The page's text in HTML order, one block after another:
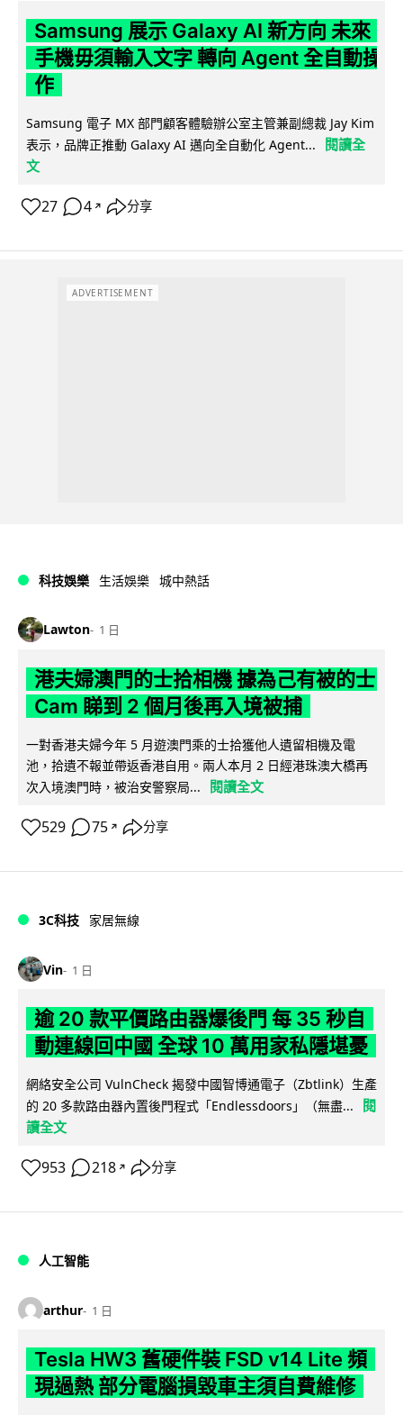
Samsung 展示 Galaxy AI 新方向 未來
手機毋須輸入文字 轉向 Agent 全自動操
作
Samsung 電子 MX 部門顧客體驗辦公室主管兼副總裁 Jay Kim
表示，品牌正推動 Galaxy AI 邁向全自動化 Agent...
閱讀全
文
27 4 ↗ 分享
ADVERTISEMENT
科技娛樂 生活娛樂 城中熱話
Lawton 1 日
港夫婦澳門的士拾相機 據為己有被的士
Cam 睇到 2 個月後再入境被捕
一對香港夫婦今年 5 月遊澳門乘的士拾獲他人遺留相機及電
池，拾遺不報並帶返香港自用。兩人本月 2 日經港珠澳大橋再
次入境澳門時，被治安警察局...
閱讀全文
529 75 ↗ 分享
3C科技 家居無線
Vin 1 日
逾 20 款平價路由器爆後門 每 35 秒自
動連線回中國 全球 10 萬用家私隱堪憂
網絡安全公司 VulnCheck 揭發中國智博通電子（Zbtlink）生產
的 20 多款路由器內置後門程式「Endlessdoors」（無盡...
閱
讀全文
953 218 ↗ 分享
人工智能
arthur 1 日
Tesla HW3 舊硬件裝 FSD v14 Lite 頻
現過熱 部分電腦損毀車主須自費維修